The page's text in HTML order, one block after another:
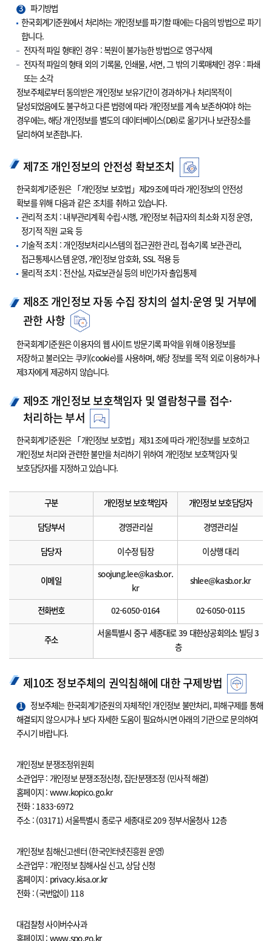
3
파기방법
한국회계기준원에서 처리하는 개인정보를 파기할 때에는 다음의 방법으로 파기
합니다.
전자적 파일 형태인 경우 : 복원이 불가능한 방법으로 영구삭제
전자적 파일의 형태 외의 기록물, 인쇄물, 서면, 그 밖의 기록매체인 경우 : 파쇄
또는 소각
정보주체로부터 동의받은 개인정보 보유기간이 경과하거나 처리목적이
달성되었음에도 불구하고 다른 법령에 따라 개인정보를 계속 보존하여야 하는
경우에는, 해당 개인정보를 별도의 데이터베이스(DB)로 옮기거나 보관장소를
달리하여 보존합니다.
제7조 개인정보의 안전성 확보조치
한국회계기준원은 「개인정보 보호법」제29조에 따라 개인정보의 안전성
확보를 위해 다음과 같은 조치를 취하고 있습니다.
관리적 조치 : 내부관리계획 수립·시행, 개인정보 취급자의 최소화 지정 운영,
정기적 직원 교육 등
기술적 조치 : 개인정보처리시스템의 접근권한 관리, 접속기록 보관·관리,
접근통제시스템 운영, 개인정보 암호화, SSL 적용 등
물리적 조치 : 전산실, 자료보관실 등의 비인가자 출입통제
제8조 개인정보 자동 수집 장치의 설치·운영 및 거부에
관한 사항
한국회계기준원은 이용자의 웹 사이트 방문기록 파악을 위해 이용정보를
저장하고 불러오는 쿠키(cookie)를 사용하며, 해당 정보를 목적 외로 이용하거나
제3자에게 제공하지 않습니다.
제9조 개인정보 보호책임자 및 열람청구를 접수·
처리하는 부서
한국회계기준원은 「개인정보 보호법」제31조에 따라 개인정보를 보호하고
개인정보 처리와 관련한 불만을 처리하기 위하여 개인정보 보호책임자 및
보호담당자를 지정하고 있습니다.
구분 개인정보 보호책임자 개인정보 보호담당자
담당부서 경영관리실 경영관리실
담당자 이수정 팀장 이상행 대리
이메일
soojung.lee@kasb.or.
kr
shlee@kasb.or.kr
전화번호 02-6050-0164 02-6050-0115
주소
서울특별시 중구 세종대로 39 대한상공회의소 빌딩 3
층
제10조 정보주체의 권익침해에 대한 구제방법
1
정보주체는 한국회계기준원의 자체적인 개인정보 불만처리, 피해구제를 통해
해결되지 않으시거나 보다 자세한 도움이 필요하시면 아래의 기관으로 문의하여
주시기 바랍니다.
개인정보 분쟁조정위원회
소관업무 : 개인정보 분쟁조정신청, 집단분쟁조정 (민사적 해결)
홈페이지 : www.kopico.go.kr
전화 : 1833-6972
주소 : (03171) 서울특별시 종로구 세종대로 209 정부서울청사 12층
개인정보 침해신고센터 (한국인터넷진흥원 운영)
소관업무 : 개인정보 침해사실 신고, 상담 신청
홈페이지 : privacy.kisa.or.kr
전화 : (국번없이) 118
대검찰청 사이버수사과
홈페이지 : www.spo.go.kr